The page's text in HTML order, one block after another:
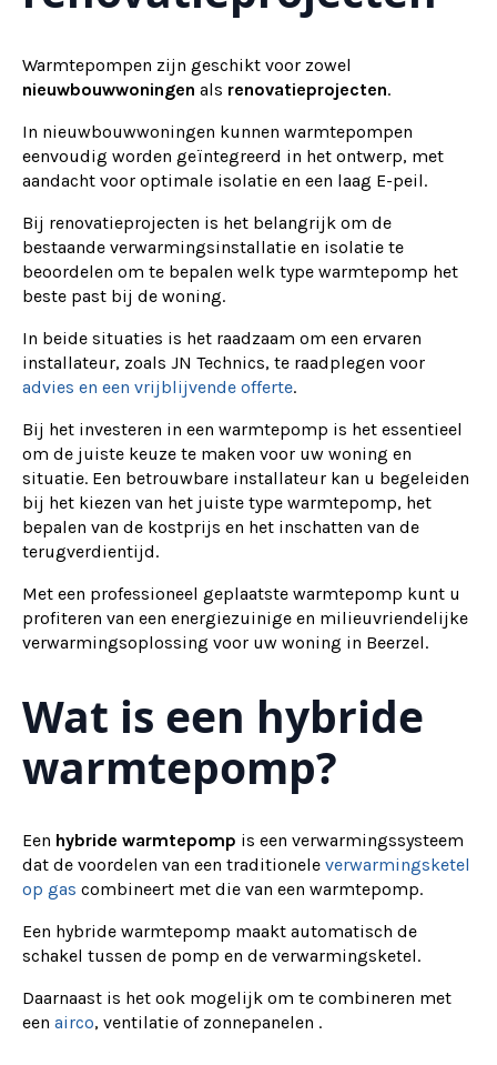
Warmtepompen zijn geschikt voor zowel
nieuwbouwwoningen als renovatieprojecten.
In nieuwbouwwoningen kunnen warmtepompen
eenvoudig worden geïntegreerd in het ontwerp, met
aandacht voor optimale isolatie en een laag E-peil.
Bij renovatieprojecten is het belangrijk om de
bestaande verwarmingsinstallatie en isolatie te
beoordelen om te bepalen welk type warmtepomp het
beste past bij de woning.
In beide situaties is het raadzaam om een ervaren
installateur, zoals JN Technics, te raadplegen voor
advies en een vrijblijvende offerte.
Bij het investeren in een warmtepomp is het essentieel
om de juiste keuze te maken voor uw woning en
situatie. Een betrouwbare installateur kan u begeleiden
bij het kiezen van het juiste type warmtepomp, het
bepalen van de kostprijs en het inschatten van de
terugverdientijd.
Met een professioneel geplaatste warmtepomp kunt u
profiteren van een energiezuinige en milieuvriendelijke
verwarmingsoplossing voor uw woning in Beerzel.
Wat is een hybride
warmtepomp?
Een hybride warmtepomp is een verwarmingssysteem
dat de voordelen van een traditionele verwarmingsketel
op gas combineert met die van een warmtepomp.
Een hybride warmtepomp maakt automatisch de
schakel tussen de pomp en de verwarmingsketel.
Daarnaast is het ook mogelijk om te combineren met
een airco, ventilatie of zonnepanelen .